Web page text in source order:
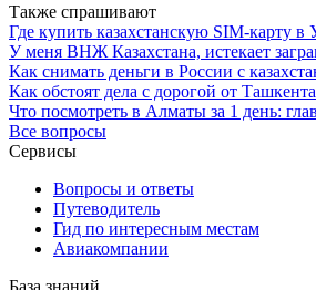
Также спрашивают
Где купить казахстанскую SIM-карту
У меня ВНЖ Казахстана, истекает
Как снимать деньги в России с
Как обстоят дела с дорогой от
Что посмотреть в Алматы за 1 день:
Все вопросы
Сервисы
Вопросы и ответы
Путеводитель
Гид по интересным местам
Авиакомпании
База знаний